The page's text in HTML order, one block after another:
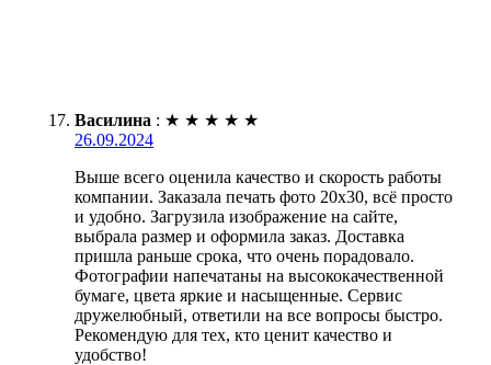
Василина : ★ ★ ★ ★ ★
26.09.2024
Выше всего оценила качество и скорость работы
компании. Заказала печать фото 20х30, всё просто
и удобно. Загрузила изображение на сайте,
выбрала размер и оформила заказ. Доставка
пришла раньше срока, что очень порадовало.
Фотографии напечатаны на высококачественной
бумаге, цвета яркие и насыщенные. Сервис
дружелюбный, ответили на все вопросы быстро.
Рекомендую для тех, кто ценит качество и
удобство!